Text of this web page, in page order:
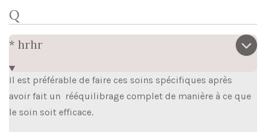
Q
* hrhr
Il est préférable de faire ces soins spécifiques après
avoir fait un rééquilibrage complet de manière à ce que
le soin soit efficace.